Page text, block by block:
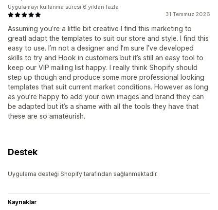
31 Temmuz 2026
Assuming you’re a little bit creative I find this marketing to
greatI adapt the templates to suit our store and style. I find this
easy to use. I’m not a designer and I’m sure I’ve developed
skills to try and Hook in customers but it’s still an easy tool to
keep our VIP mailing list happy. I really think Shopify should
step up though and produce some more professional looking
templates that suit current market conditions. However as long
as you’re happy to add your own images and brand they can
be adapted but it’s a shame with all the tools they have that
these are so amateurish.
Uygulamayı kullanma süresi:6 yıldan fazla
Destek
Uygulama desteği Shopify tarafından sağlanmaktadır.
Kaynaklar